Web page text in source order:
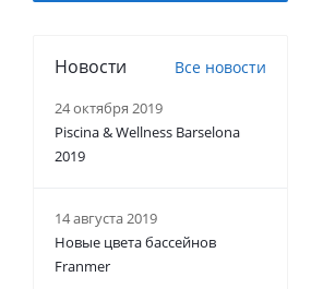
Новости Все новости
24 октября 2019
Piscina & Wellness Barselona
2019
14 августа 2019
Новые цвета бассейнов
Franmer